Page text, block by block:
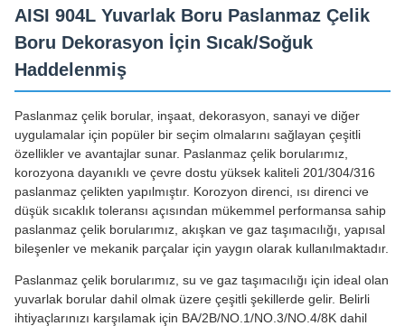
AISI 904L Yuvarlak Boru Paslanmaz Çelik
Boru Dekorasyon İçin Sıcak/Soğuk
Haddelenmiş
Paslanmaz çelik borular, inşaat, dekorasyon, sanayi ve diğer
uygulamalar için popüler bir seçim olmalarını sağlayan çeşitli
özellikler ve avantajlar sunar. Paslanmaz çelik borularımız,
korozyona dayanıklı ve çevre dostu yüksek kaliteli 201/304/316
paslanmaz çelikten yapılmıştır. Korozyon direnci, ısı direnci ve
düşük sıcaklık toleransı açısından mükemmel performansa sahip
paslanmaz çelik borularımız, akışkan ve gaz taşımacılığı, yapısal
bileşenler ve mekanik parçalar için yaygın olarak kullanılmaktadır.
Paslanmaz çelik borularımız, su ve gaz taşımacılığı için ideal olan
yuvarlak borular dahil olmak üzere çeşitli şekillerde gelir. Belirli
ihtiyaçlarınızı karşılamak için BA/2B/NO.1/NO.3/NO.4/8K dahil